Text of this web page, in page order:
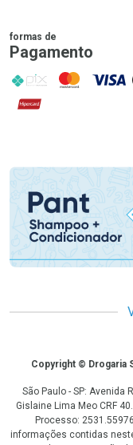
formas de
Pagamento
PIX MasterCard
VISA
Hipercard
Promoção
CopyrightCopyright © Drogaria
São Paulo - SP: Avenida
Gislaine Lima Meo CRF
Processo:
informações contidas